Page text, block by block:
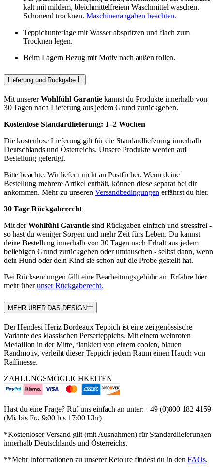
kalt mit mildem, bleichmittelfreiem Waschmittel waschen.
Schonend trocknen. Maschinenangaben beachten.
Teppichunterlage mit Wasser abspritzen und flach zum
Trocknen legen.
Beim Lagern Bezug mit Motiv nach außen rollen.
Lieferung und Rückgabe
Mit unsererWohlfühl Garantie kannst du Produkte innerhalb von
30 Tagen nach Lieferung aus jedem Grund zurückgeben.
Kostenlose Standardlieferung: 1–2 Wochen
Die kostenlose Lieferung gilt für die Standardlieferung innerhalb
Deutschlands und Österreichs. Unsere Produkte werden auf
Bestellung gefertigt.
Bitte beachte: Wir liefern nicht an Postfächer. Wenn deine
Bestellung mehrere Artikel enthält, können diese separat bei dir
ankommen. Mehr zu unseren Versandbedingungen erfährst du hier.
30 Tage Rückgaberecht
Mit derWohlfühl Garantie sind Rückgaben einfach und stressfrei -
so hast du weniger Sorgen und mehr Zeit fürs Leben. Du kannst
deine Bestellung innerhalb von 30 Tagen nach Erhalt aus jedem
beliebigen Grund zurückgeben oder umtauschen - selbst dann, wenn
dein Hund oder dein Kind sie schon auf die Probe gestellt hat.
Bei Rücksendungen fällt eine Bearbeitungsgebühr an. Erfahre hier
mehr überunser Rückgaberecht.
MEHR ÜBER DAS DESIGN
Der Hendesi Heriz Bordeaux Teppich ist eine zeitgenössische
Variante des klassischen Perserteppichs. Mit einem weinroten
Medaillon in der Mitte, flankiert von einem coolen, blauen
Randmotiv, verleiht dieser Teppich jedem Raum einen Hauch von
Raffinesse.
ZAHLUNGSMÖGLICHKEITEN
Hast du eine Frage? Ruf uns einfach an unter: +49 (0)800 182 4159
(Mi. bis Fr., 9:00 bis 17:00 Uhr)
*Kostenloser Versand gilt (mit Ausnahmen) für Standardlieferungen
innerhalb Deutschlands und Österreichs.
**Mehr Informationen zu unserer Retoure findest du in den FAQs.